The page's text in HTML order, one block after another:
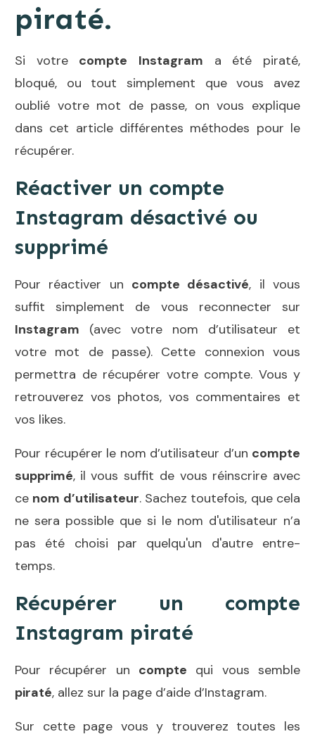
piraté.
Si votre compte Instagram a été piraté,
bloqué, ou tout simplement que vous avez
oublié votre mot de passe, on vous explique
dans cet article différentes méthodes pour le
récupérer.
Réactiver un compte
Instagram désactivé ou
supprimé
Pour réactiver un compte désactivé, il vous
suffit simplement de vous reconnecter sur
Instagram (avec votre nom d’utilisateur et
votre mot de passe). Cette connexion vous
permettra de récupérer votre compte. Vous y
retrouverez vos photos, vos commentaires et
vos likes.
Pour récupérer le nom d’utilisateur d’un compte
supprimé, il vous suffit de vous réinscrire avec
ce nom d’utilisateur. Sachez toutefois, que cela
ne sera possible que si le nom d'utilisateur n’a
pas été choisi par quelqu'un d'autre entre-
temps.
Récupérer un compte
Instagram piraté
Pour récupérer un compte qui vous semble
piraté, allez sur la page d’aide d’Instagram.
Sur cette page vous y trouverez toutes les